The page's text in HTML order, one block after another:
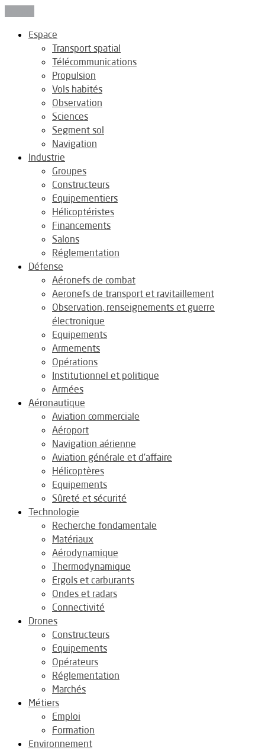
Espace
Transport spatial
Télécommunications
Propulsion
Vols habités
Observation
Sciences
Segment sol
Navigation
Industrie
Groupes
Constructeurs
Equipementiers
Hélicoptéristes
Financements
Salons
Réglementation
Défense
Aéronefs de combat
Aeronefs de transport et ravitaillement
Observation, renseignements et guerre
électronique
Equipements
Armements
Opérations
Institutionnel et politique
Armées
Aéronautique
Aviation commerciale
Aéroport
Navigation aérienne
Aviation générale et d’affaire
Hélicoptères
Equipements
Sûreté et sécurité
Technologie
Recherche fondamentale
Matériaux
Aérodynamique
Thermodynamique
Ergols et carburants
Ondes et radars
Connectivité
Drones
Constructeurs
Equipements
Opérateurs
Réglementation
Marchés
Métiers
Emploi
Formation
Environnement